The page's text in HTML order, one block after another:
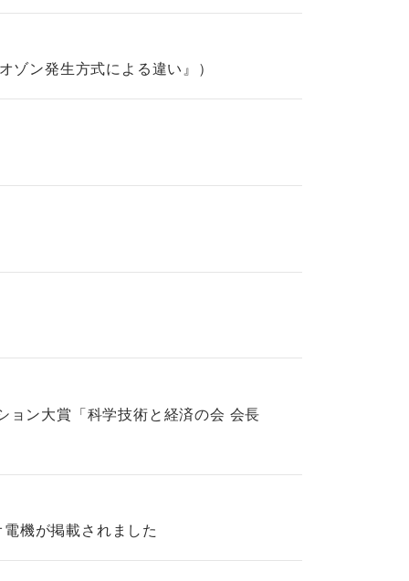
ゾン発生方式による違い』）
ン大賞「科学技術と経済の会 会長
機が掲載されました